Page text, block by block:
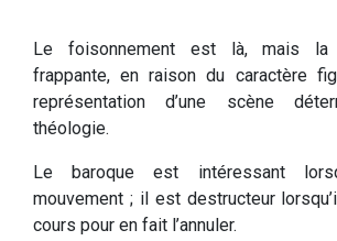
Le foisonnement est là, mais la
frappante, en raison du caractère
représentation d’une scène
théologie.
Le baroque est intéressant
mouvement ; il est destructeur
cours pour en fait l’annuler.